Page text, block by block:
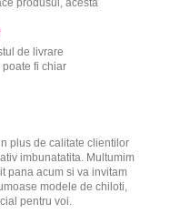
produsul, acesta
de livrare
fi chiar
plus de calitate clientilor
imbunatatita. Multumim
pana acum si va invitam
modele de chiloti,
pentru voi.